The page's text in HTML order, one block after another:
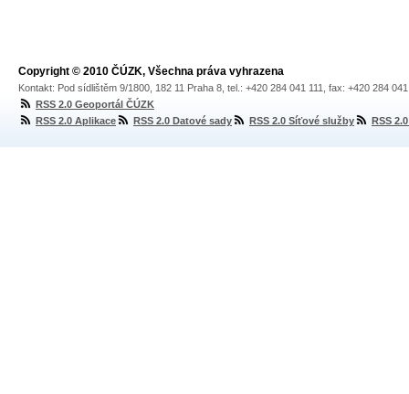
Copyright © 2010 ČÚZK, Všechna práva vyhrazena
Kontakt: Pod sídlištěm 9/1800, 182 11 Praha 8, tel.: +420 284 041 111, fax: +420 284
RSS 2.0 Geoportál ČÚZK
RSS 2.0 Aplikace
RSS 2.0 Datové sady RSS 2.0 Síťové služby RSS